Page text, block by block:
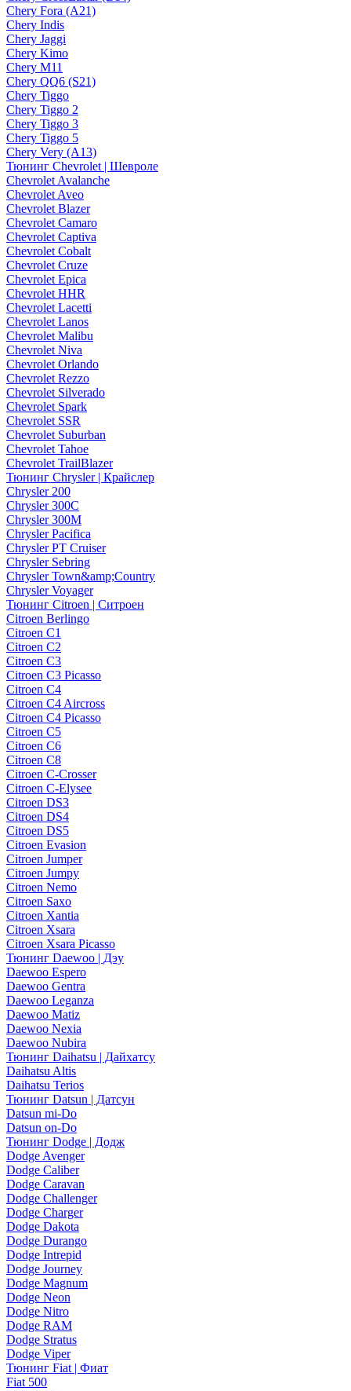
Chery Fora (A21)
Chery Indis
Chery Jaggi
Chery Kimo
Chery M11
Chery QQ6 (S21)
Chery Tiggo
Chery Tiggo 2
Chery Tiggo 3
Chery Tiggo 5
Chery Very (A13)
Тюнинг Chevrolet | Шевроле
Chevrolet Avalanche
Chevrolet Aveo
Chevrolet Blazer
Chevrolet Camaro
Chevrolet Captiva
Chevrolet Cobalt
Chevrolet Cruze
Chevrolet Epica
Chevrolet HHR
Chevrolet Lacetti
Chevrolet Lanos
Chevrolet Malibu
Chevrolet Niva
Chevrolet Orlando
Chevrolet Rezzo
Chevrolet Silverado
Chevrolet Spark
Chevrolet SSR
Chevrolet Suburban
Chevrolet Tahoe
Chevrolet TrailBlazer
Тюнинг Chrysler | Крайслер
Chrysler 200
Chrysler 300C
Chrysler 300M
Chrysler Pacifica
Chrysler PT Cruiser
Chrysler Sebring
Chrysler Town&amp;Country
Chrysler Voyager
Тюнинг Citroen | Ситроен
Citroen Berlingo
Citroen C1
Citroen C2
Citroen C3
Citroen C3 Picasso
Citroen C4
Citroen C4 Aircross
Citroen C4 Picasso
Citroen C5
Citroen C6
Citroen C8
Citroen C-Crosser
Citroen C-Elysee
Citroen DS3
Citroen DS4
Citroen DS5
Citroen Evasion
Citroen Jumper
Citroen Jumpy
Citroen Nemo
Citroen Saxo
Citroen Xantia
Citroen Xsara
Citroen Xsara Picasso
Тюнинг Daewoo | Дэу
Daewoo Espero
Daewoo Gentra
Daewoo Leganza
Daewoo Matiz
Daewoo Nexia
Daewoo Nubira
Тюнинг Daihatsu | Дайхатсу
Daihatsu Altis
Daihatsu Terios
Тюнинг Datsun | Датсун
Datsun mi-Do
Datsun on-Do
Тюнинг Dodge | Додж
Dodge Avenger
Dodge Caliber
Dodge Caravan
Dodge Challenger
Dodge Charger
Dodge Dakota
Dodge Durango
Dodge Intrepid
Dodge Journey
Dodge Magnum
Dodge Neon
Dodge Nitro
Dodge RAM
Dodge Stratus
Dodge Viper
Тюнинг Fiat | Фиат
Fiat 500